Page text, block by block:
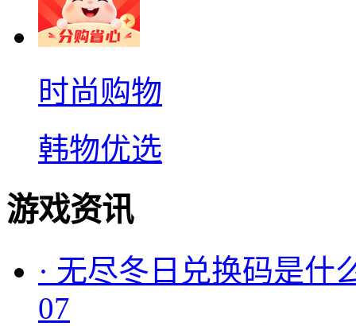
时尚购物
韩物优选
游戏资讯
· 无尽冬日兑换码是什
07